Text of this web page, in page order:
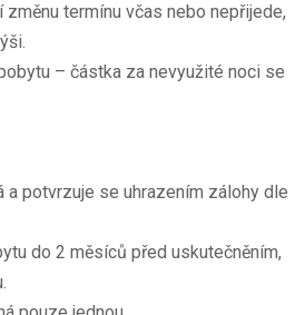
termínu včas nebo nepřijede,
– částka za nevyužité noci se
a potvrzuje se uhrazením zálohy dle
do 2 měsíců před uskutečněním,